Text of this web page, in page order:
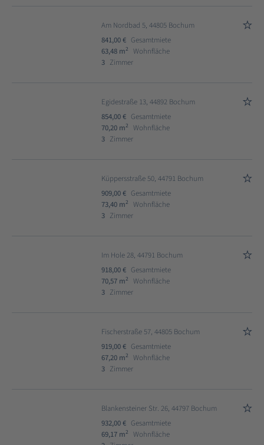
Am Nordbad 5, 44805 Bochum
841,00 € Gesamtmiete
63,48 m2
Wohnfläche
3 Zimmer
Egidestraße 13, 44892 Bochum
854,00 € Gesamtmiete
70,20 m2
Wohnfläche
3 Zimmer
Küppersstraße 50, 44791 Bochum
909,00 € Gesamtmiete
73,40 m2
Wohnfläche
3 Zimmer
Im Hole 28, 44791 Bochum
918,00 € Gesamtmiete
70,57 m2
Wohnfläche
3 Zimmer
Fischerstraße 57, 44805 Bochum
919,00 € Gesamtmiete
67,20 m2
Wohnfläche
3 Zimmer
Blankensteiner Str. 26, 44797 Bochum
932,00 € Gesamtmiete
69,17 m2
Wohnfläche